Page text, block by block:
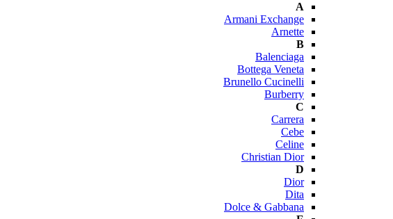
A
Armani Exchange
Arnette
B
Balenciaga
Bottega Veneta
Brunello Cucinelli
Burberry
C
Carrera
Cebe
Celine
Christian Dior
D
Dior
Dita
Dolce & Gabbana